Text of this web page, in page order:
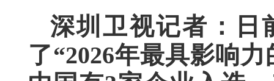
深圳卫视记者：日
了“2026年最具影响